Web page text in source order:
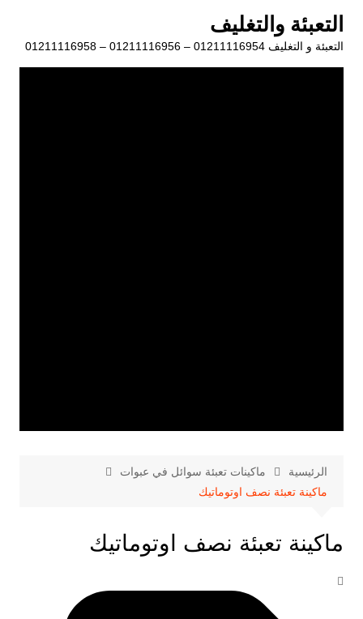
المحتوى
التعبئة والتغليف
التعبئة و التغليف 01211116954 – 01211116956 – 01211116958
الرئيسية
ماكينات تعبئة سوائل في عبوات
ماكينة تعبئة نصف اوتوماتيك
ماكينة تعبئة نصف اوتوماتيك